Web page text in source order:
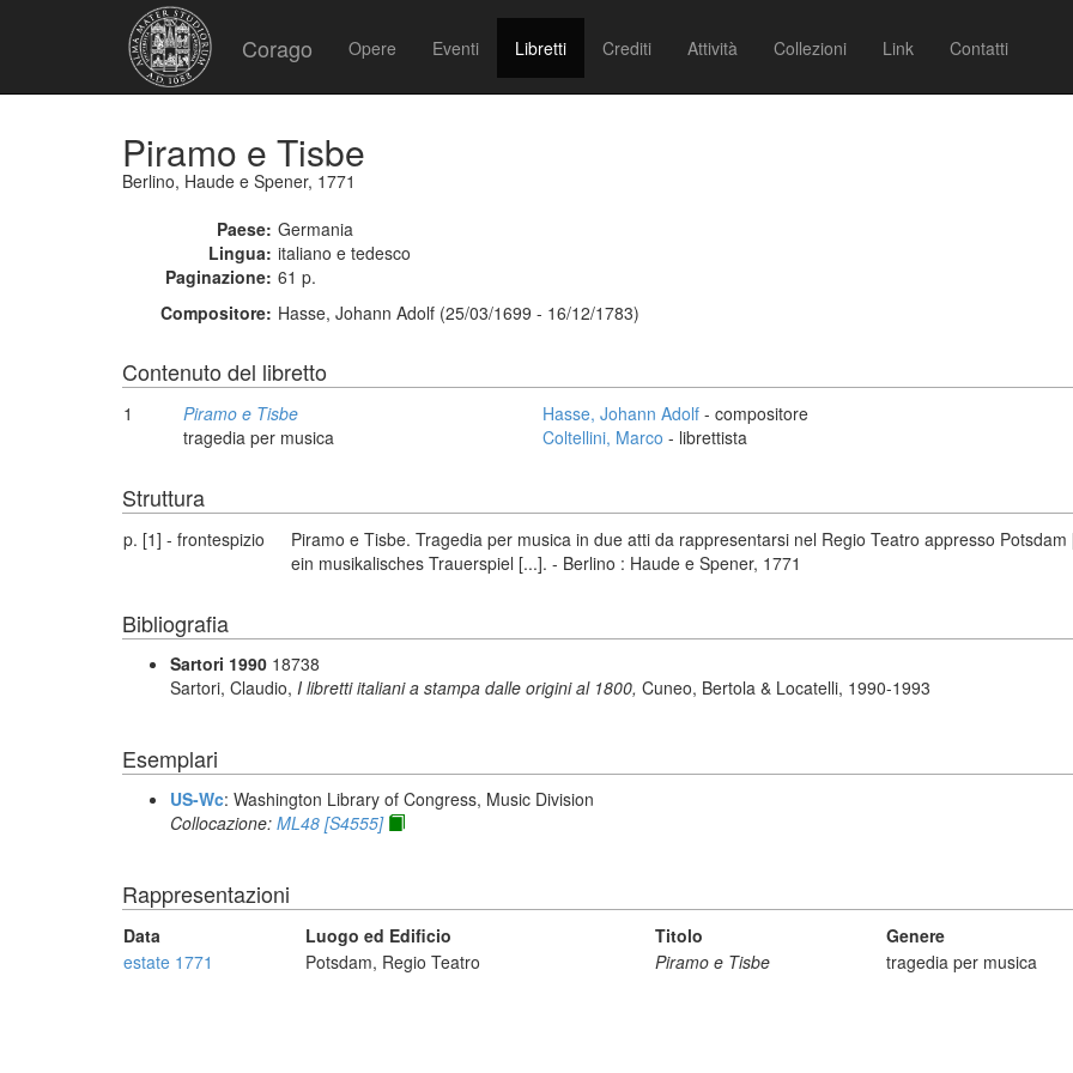
Corago Opere Eventi Libretti Crediti Attività Collezioni Link Contatti
Piramo e Tisbe
Berlino, Haude e Spener, 1771
Paese: Germania
Lingua: italiano e tedesco
Paginazione: 61 p.
Compositore: Hasse, Johann Adolf (25/03/1699 - 16/12/1783)
Contenuto del libretto
1
Piramo e Tisbe
tragedia per musica
Hasse, Johann Adolf - compositore
Coltellini, Marco - librettista
Struttura
p. [1] - frontespizio
Piramo e Tisbe. Tragedia per musica in due atti da rappresentarsi nel Regio Teatro appresso
ein musikalisches Trauerspiel [...]. - Berlino : Haude e Spener, 1771
Bibliografia
Sartori 1990 18738
Sartori, Claudio, I libretti italiani a stampa dalle origini al 1800, Cuneo, Bertola & Locatelli, 1990-1993
Esemplari
US-Wc: Washington Library of Congress, Music Division
Collocazione: ML48 [S4555]
Rappresentazioni
Data Luogo ed Edificio Titolo Genere
estate 1771
Potsdam, Regio Teatro Piramo e Tisbe tragedia per musica